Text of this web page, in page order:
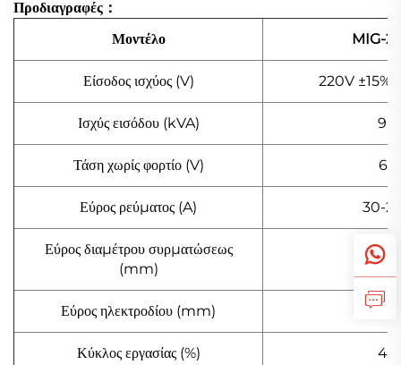
Προδιαγραφές：
Μοντέλο
MIG-
Είσοδος ισχύος (V) 220V ±15%
Ισχύς εισόδου (kVA) 9.5
Τάση χωρίς φορτίο (V) 68
Εύρος ρεύματος (A) 30-
Εύρος διαμέτρου συρματώσεως
(mm)
0.8-
Εύρος ηλεκτροδίου (mm) 1.6-
Κύκλος εργασίας (%) 40